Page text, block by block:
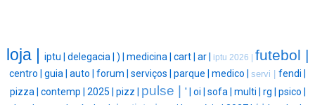
loja | iptu | delegacia | ) | medicina | cart | ar | iptu 2026 | futebol |
centro | guia | auto | forum | serviços | parque | medico | servi | fendi |
pizza | contemp | 2025 | pizz | pulse | ' | oi | sofa | multi | rg | psico |